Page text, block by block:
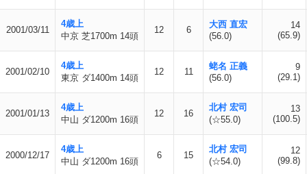
2001/03/11
4歳上
中京 芝1700m 14頭
12 6
大西 直宏
(56.0)
14
(65.9)
2001/02/10
4歳上
東京 ダ1400m 14頭
12 11
蛯名 正義
(56.0)
9
(29.1)
2001/01/13
4歳上
中山 ダ1200m 16頭
12 16
北村 宏司
(☆55.0)
13
(100.5)
2000/12/17
4歳上
中山 ダ1200m 16頭
6 15
北村 宏司
(☆54.0)
12
(99.8)